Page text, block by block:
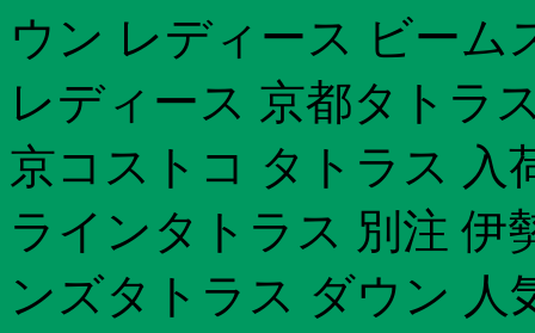
ウン レディース ビーム
レディース 京都タトラ
京コストコ タトラス 入
ラインタトラス 別注 伊
ンズタトラス ダウン 人